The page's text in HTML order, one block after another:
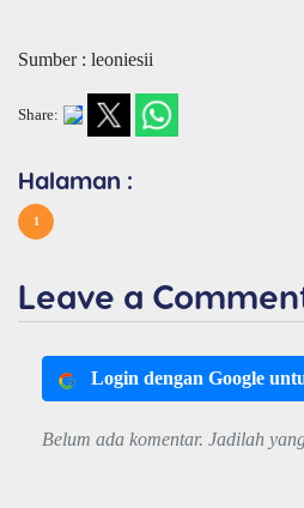
Sumber : leoniesii
Share:
Halaman :
1
Leave a
Login dengan Google
Belum ada komentar. Jadilah